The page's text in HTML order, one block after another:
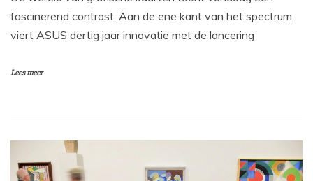
fascinerend contrast. Aan de ene kant van het spectrum
viert ASUS dertig jaar innovatie met de lancering
Lees meer